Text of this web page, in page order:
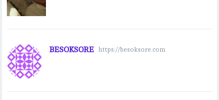
BESOKSORE https://besoksore.com